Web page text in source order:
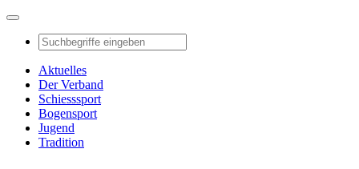
Aktuelles
Der Verband
Schiesssport
Bogensport
Jugend
Tradition